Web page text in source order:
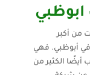
من أكبر
أبوظبي. فهي
الكثير من